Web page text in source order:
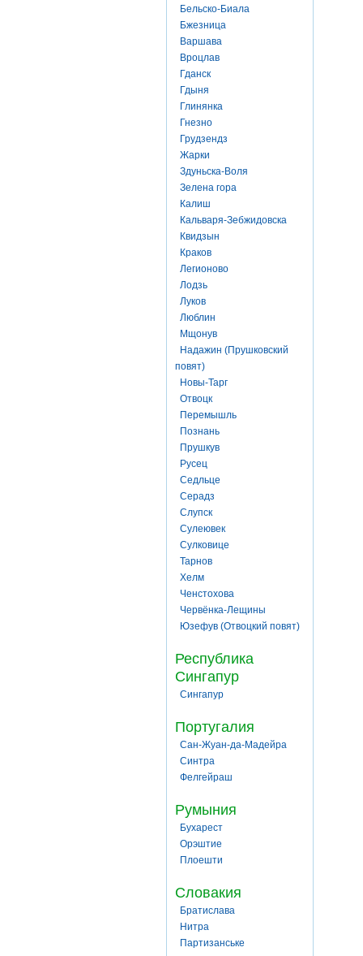
Бельско-Биала
Бжезница
Варшава
Вроцлав
Гданск
Гдыня
Глинянка
Гнезно
Грудзендз
Жарки
Здуньска-Воля
Зелена гора
Калиш
Кальваря-Зебжидовска
Квидзын
Краков
Легионово
Лодзь
Луков
Люблин
Мщонув
Надажин (Прушковский
повят)
Новы-Тарг
Отвоцк
Перемышль
Познань
Прушкув
Русец
Седльце
Серадз
Слупск
Сулеювек
Сулковице
Тарнов
Хелм
Ченстохова
Червёнка-Лещины
Юзефув (Отвоцкий повят)
Республика
Сингапур
Сингапур
Португалия
Сан-Жуан-да-Мадейра
Синтра
Фелгейраш
Румыния
Бухарест
Орэштие
Плоешти
Словакия
Братислава
Нитра
Партизанське